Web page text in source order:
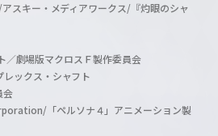
スキー・メディアワークス/『灼眼のシャ
劇場版マクロスＦ製作委員会
ックス・シャフト
会
「ペルソナ４」アニメーション製